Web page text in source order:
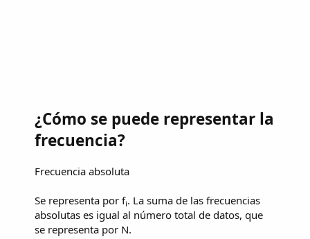
¿Cómo se puede representar la
frecuencia?
Frecuencia absoluta
Se representa por fi. La suma de las frecuencias
absolutas es igual al número total de datos, que
se representa por N.